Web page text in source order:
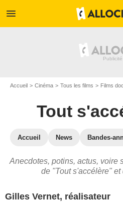
menu
Accueil Cinéma Tous les films Films
Tout
Accueil News Bandes-
Anecdotes, potins, actus, voire
de "Tout s'accélère" et
Gilles Vernet, réalisateur